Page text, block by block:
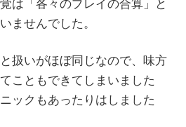
は「各々のプレイの合算」と
ませんでした。
扱いがほぼ同じなので、味方
こともできてしまいました
ックもあったりはしました